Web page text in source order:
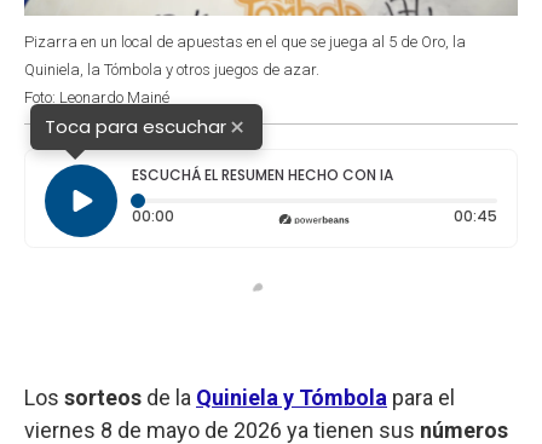
Pizarra en un local de apuestas en el que se juega al 5 de Oro, la
Quiniela, la Tómbola y otros juegos de azar.
Foto: Leonardo Mainé
Toca para escuchar×
ESCUCHÁ EL RESUMEN HECHO CON IA
00:00 Tiempo transcurrido: 0 segundos 00:45
Los sorteos de la Quiniela y Tómbola para el
viernes 8 de mayo de 2026 ya tienen sus números